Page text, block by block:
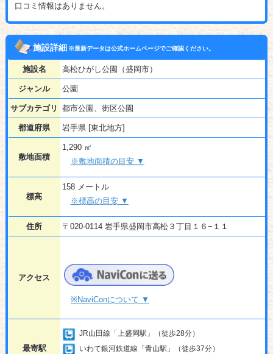
口コミ情報はありません。
施設詳細※最新データは公式ホームページでご確認ください。
施設名 高松ひがし公園（盛岡市）
ジャンル 公園
サブカテゴリ 都市公園、街区公園
都道府県 岩手県 [東北地方]
敷地面積
1,290 ㎡
※敷地面積の目安 ▼
標高
158 メートル
※標高の目安 ▼
住所 〒020-0114 岩手県盛岡市高松３丁目１６−１１
アクセス
※NaviConについて ▼
最寄駅
JR山田線「上盛岡駅」（徒歩28分）
いわて銀河鉄道線「青山駅」（徒歩37分）